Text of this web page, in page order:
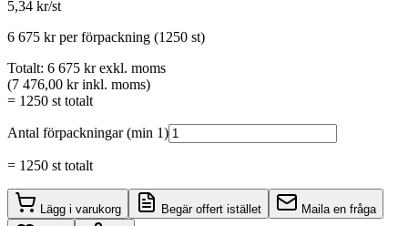
5,34 kr/st
6 675 krper förpackning (1250 st)
Totalt: 6 675 kr exkl. moms
(7 476,00 kr inkl. moms)
= 1250 st totalt
Antal förpackningar (min 1)
= 1250 st totalt
Lägg i varukorg Begär offert istället Maila en fråga